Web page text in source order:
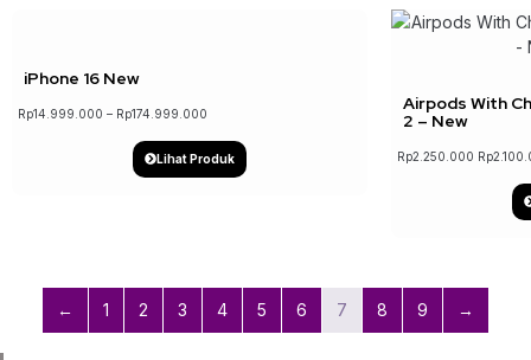
iPhone 16 New
Rp14.999.000 – Rp174.999.000
Lihat Produk
Airpods With
2 – New
Rp2.250.000 Rp
← 1 2 3 4 5 6 7 8 9 →